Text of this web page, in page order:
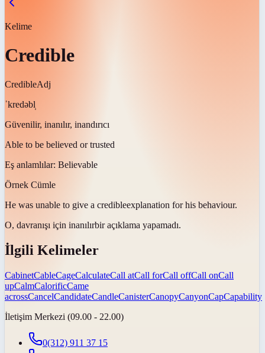
Kelime
Credible
CredibleAdj
ˈkredəbl̩
Güvenilir, inanılır, inandırıcı
Able to be believed or trusted
Eş anlamlılar: Believable
Örnek Cümle
He was unable to give a credibleexplanation for his behaviour.
O, davranışı için inanılırbir açıklama yapamadı.
İlgili Kelimeler
CabinetCableCageCalculateCall atCall forCall offCall onCall
upCalmCalorificCame
acrossCancelCandidateCandleCanisterCanopyCanyonCapCapability
İletişim Merkezi (09.00 - 22.00)
0(312) 911 37 15